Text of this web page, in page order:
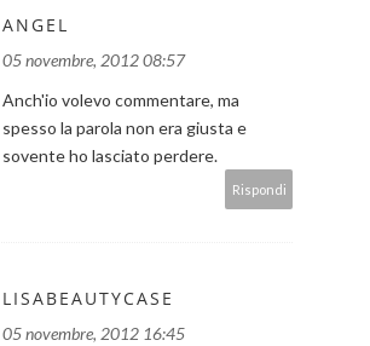
ANGEL
05 novembre, 2012 08:57
Anch'io volevo commentare, ma
spesso la parola non era giusta e
sovente ho lasciato perdere.
Rispondi
LISABEAUTYCASE
05 novembre, 2012 16:45